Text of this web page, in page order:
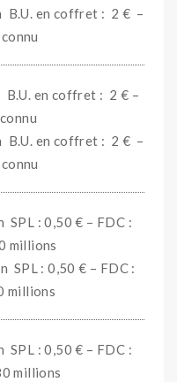
B.U. en coffret : 2 € –
en coffret : 2 € –
B.U. en coffret : 2 € –
SPL : 0,50 € – FDC :
millions
SPL : 0,50 € – FDC :
millions
SPL : 0,50 € – FDC :
millions